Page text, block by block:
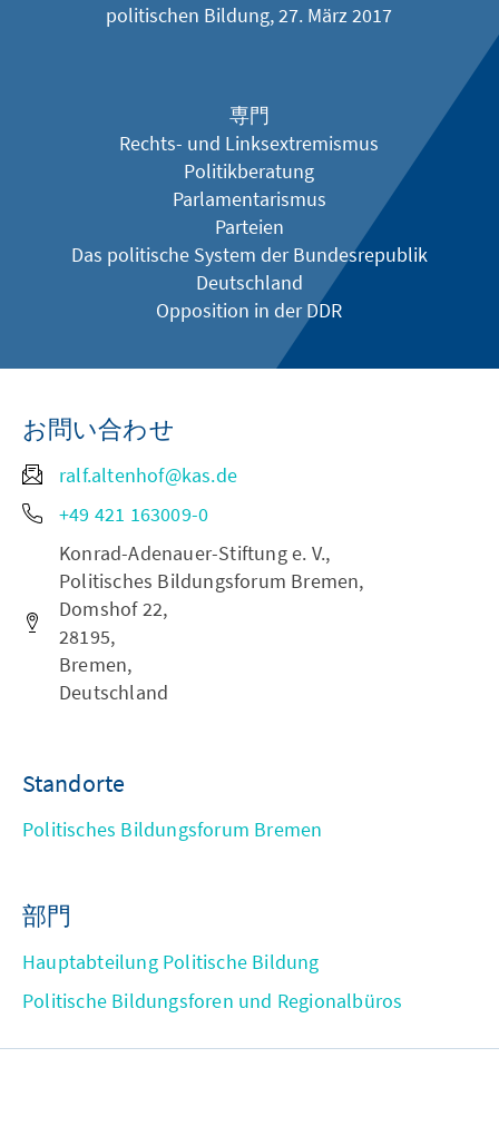
politischen Bildung, 27. März 2017
専門
Rechts- und Linksextremismus
Politikberatung
Parlamentarismus
Parteien
Das politische System der Bundesrepublik
Deutschland
Opposition in der DDR
お問い合わせ
ralf.altenhof@kas.de
+49 421 163009-0
Konrad-Adenauer-Stiftung e. V.,
Politisches Bildungsforum Bremen,
Domshof 22,
28195,
Bremen,
Deutschland
Standorte
Politisches Bildungsforum Bremen
部門
Hauptabteilung Politische Bildung
Politische Bildungsforen und Regionalbüros